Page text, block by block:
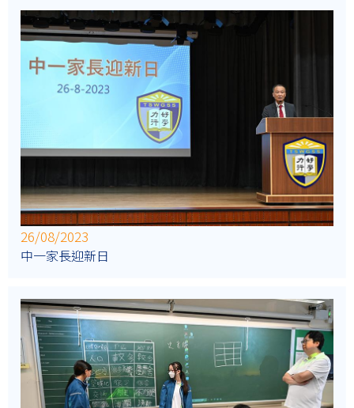
26/08/2023
中一家長迎新日